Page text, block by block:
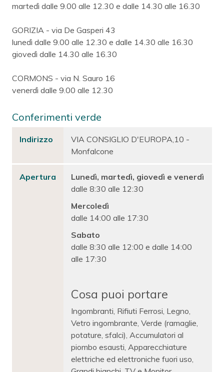
martedì dalle 9.00 alle 12.30 e dalle 14.30 alle 16.30
GORIZIA - via De Gasperi 43
lunedì dalle 9.00 alle 12.30 e dalle 14.30 alle 16.30
giovedì dalle 14.30 alle 16.30
CORMONS - via N. Sauro 16
venerdì dalle 9.00 alle 12.30
Conferimenti verde
Indirizzo
VIA CONSIGLIO D'EUROPA,10 -
Monfalcone
Apertura
Lunedì, martedì, giovedì e venerdì
dalle 8:30 alle 12:30
Mercoledì
dalle 14:00 alle 17:30
Sabato
dalle 8:30 alle 12:00 e dalle 14:00
alle 17:30
Cosa puoi portare
Ingombranti, Rifiuti Ferrosi, Legno,
Vetro ingombrante, Verde (ramaglie,
potature, sfalci), Accumulatori al
piombo esausti, Apparecchiature
elettriche ed elettroniche fuori uso,